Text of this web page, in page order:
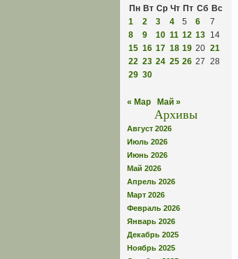
Пн Вт Ср Чт Пт Сб Вс
1
2 3 4 5 6
7
8
9 10 11 12 13 14
15 16 17 18 19 20 21
22 23 24 25 26 27 28
29 30
« Мар Май »
Архивы
Август 2026
Июль 2026
Июнь 2026
Май 2026
Апрель 2026
Март 2026
Февраль 2026
Январь 2026
Декабрь 2025
Ноябрь 2025